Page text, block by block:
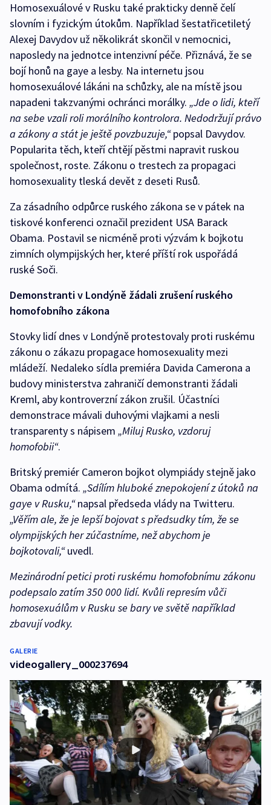
Homosexuálové v Rusku také prakticky denně čelí
slovním i fyzickým útokům. Například šestatřicetiletý
Alexej Davydov už několikrát skončil v nemocnici,
naposledy na jednotce intenzivní péče. Přiznává, že se
bojí honů na gaye a lesby. Na internetu jsou
homosexuálové lákáni na schůzky, ale na místě jsou
napadeni takzvanými ochránci morálky. „Jde o lidi, kteří
na sebe vzali roli morálního kontrolora. Nedodržují právo
a zákony a stát je ještě povzbuzuje,“popsal Davydov.
Popularita těch, kteří chtějí pěstmi napravit ruskou
společnost, roste. Zákonu o trestech za propagaci
homosexuality tleská devět z deseti Rusů.
Za zásadního odpůrce ruského zákona se v pátek na
tiskové konferenci označil prezident USA Barack
Obama. Postavil se nicméně proti výzvám k bojkotu
zimních olympijských her, které příští rok uspořádá
ruské Soči.
Demonstranti v Londýně žádali zrušení ruského
homofobního zákona
Stovky lidí dnes v Londýně protestovaly proti ruskému
zákonu o zákazu propagace homosexuality mezi
mládeží. Nedaleko sídla premiéra Davida Camerona a
budovy ministerstva zahraničí demonstranti žádali
Kreml, aby kontroverzní zákon zrušil. Účastníci
demonstrace mávali duhovými vlajkami a nesli
transparenty s nápisem „Miluj Rusko, vzdoruj
homofobii“.
Britský premiér Cameron bojkot olympiády stejně jako
Obama odmítá. „Sdílím hluboké znepokojení z útoků na
gaye v Rusku,“napsal předseda vlády na Twitteru.
„Věřím ale, že je lepší bojovat s předsudky tím, že se
olympijských her zúčastníme, než abychom je
bojkotovali,“uvedl.
Mezinárodní petici proti ruskému homofobnímu zákonu
podepsalo zatím 350 000 lidí. Kvůli represím vůči
homosexuálům v Rusku se bary ve světě například
zbavují vodky.
GALERIE
videogallery_000237694